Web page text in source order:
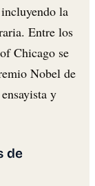
la
Entre los
Chicago se
Nobel de
y
de